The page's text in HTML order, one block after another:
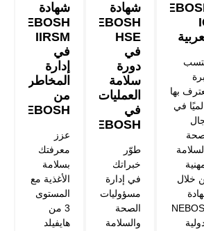
بها
في
خلال
شهادة
NEBOSH
HSE
في
دورة
سلامة
العمليات
في
NEBOSH
طوّر
خبراتك
في إدارة
مسؤوليات
الصحة
والسلامة
شهادة
NEBOSH
IIRSM
في
إدارة
المخاطر
من
NEBOSH
عزز
معرفتك
بسلامة
الأغذية مع
المستوى
3 من
هايفيلد